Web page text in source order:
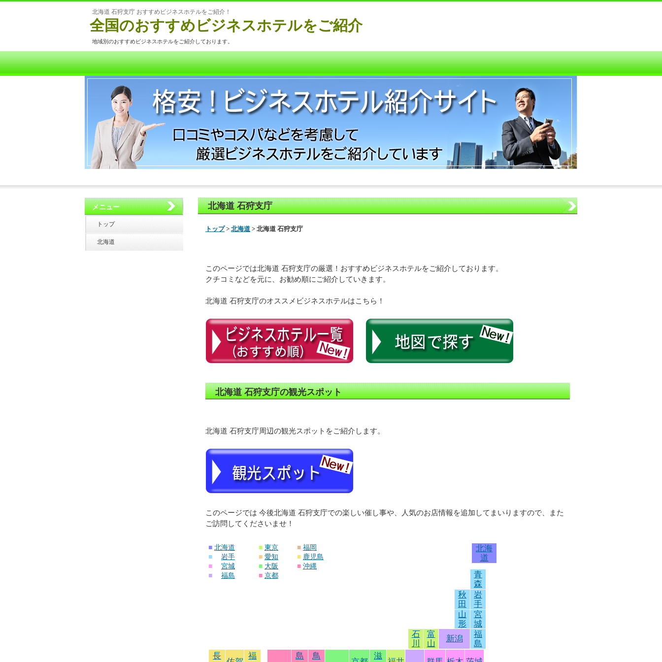
北海道 石狩支庁 おすすめビジネスホテルをご紹介！
全国のおすすめビジネスホテルをご紹介
地域別のおすすめビジネスホテルをご紹介しております。
北海道 石狩支庁
トップ> 北海道 > 北海道 石狩支庁
このページでは北海道 石狩支庁の厳選！おすすめビジネスホテルをご紹介しております。
クチコミなどを元に、お勧め順にご紹介していきます。
北海道 石狩支庁のオススメビジネスホテルはこちら！
北海道 石狩支庁の観光スポット
北海道 石狩支庁周辺の観光スポットをご紹介します。
このページでは 今後北海道 石狩支庁での楽しい催し事や、人気のお店情報を追加してまいりますので、また
ご訪問してくださいませ！
■ 北海道
■
岩手
■
宮城
■
福島
■ 東京
■ 愛知
■ 大阪
■ 京都
■ 福岡
■ 鹿児島
■ 沖縄
北海
道
青
森
秋
田
岩
手
山
形
宮
城
石
川
富
山
新潟
福
島
長
福 島 鳥 滋
メニュー
トップ
北海道